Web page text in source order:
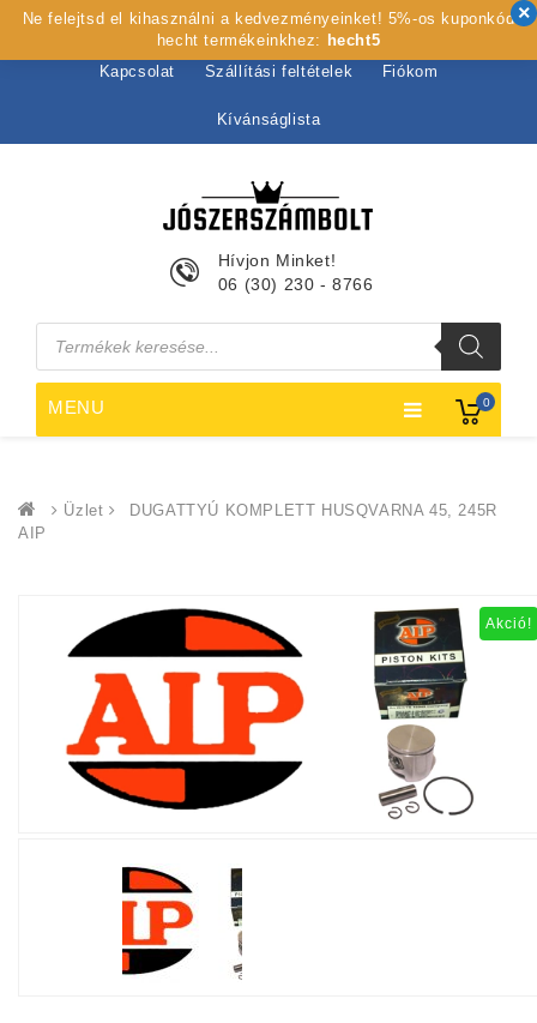
Kezdőlap Rólunk Webshop Szolgáltatások
Kapcsolat Szállítási feltételek Fiókom
Kívánságlista
0
Hívjon Minket!
06 (30) 230 - 8766
Products
search
MENU
Üzlet
DUGATTYÚ KOMPLETT HUSQVARNA 45, 245R
AIP
Akció!
Ne felejtsd el kihasználni a kedvezményeinket! 5%-os kuponkód
hecht termékeinkhez: hecht5